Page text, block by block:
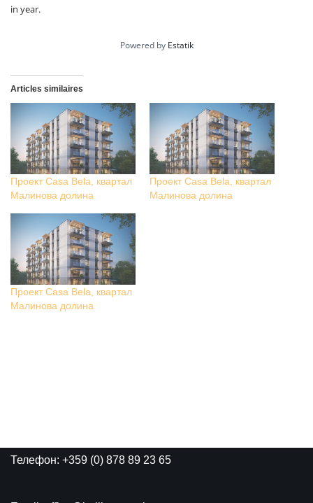
in year.
Powered by Estatik
Articles similaires
Проект Casa Bela, квартал
Малинова долина
Проект Casa Bela, квартал
Малинова долина
Проект Casa Bela, квартал
Малинова долина
Телефон: +359 (0) 878 89 23 65